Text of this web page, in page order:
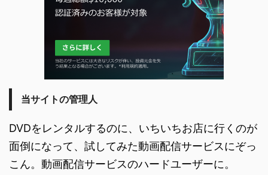
当サイトの管理人
DVDをレンタルするのに、いちいちお店に行くのが
面倒になって、試してみた動画配信サービスにぞっ
こん。動画配信サービスのハードユーザーに。